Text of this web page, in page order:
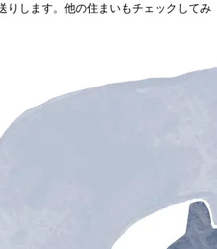
りします。他の住まいもチェックしてみ